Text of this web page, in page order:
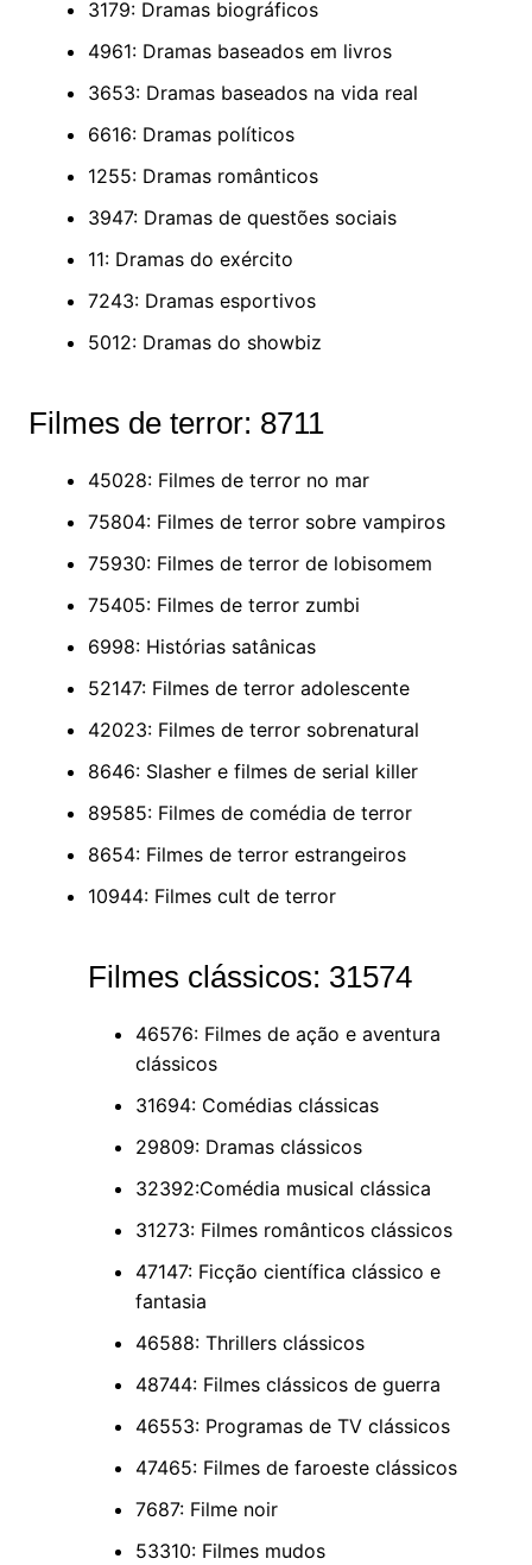
3179: Dramas biográficos
4961: Dramas baseados em livros
3653: Dramas baseados na vida real
6616: Dramas políticos
1255: Dramas românticos
3947: Dramas de questões sociais
11: Dramas do exército
7243: Dramas esportivos
5012: Dramas do showbiz
Filmes de terror: 8711
45028: Filmes de terror no mar
75804: Filmes de terror sobre vampiros
75930: Filmes de terror de lobisomem
75405: Filmes de terror zumbi
6998: Histórias satânicas
52147: Filmes de terror adolescente
42023: Filmes de terror sobrenatural
8646: Slasher e filmes de serial killer
89585: Filmes de comédia de terror
8654: Filmes de terror estrangeiros
10944: Filmes cult de terror
Filmes clássicos: 31574
46576: Filmes de ação e aventura
clássicos
31694: Comédias clássicas
29809: Dramas clássicos
32392:Comédia musical clássica
31273: Filmes românticos clássicos
47147: Ficção científica clássico e
fantasia
46588: Thrillers clássicos
48744: Filmes clássicos de guerra
46553: Programas de TV clássicos
47465: Filmes de faroeste clássicos
7687: Filme noir
53310: Filmes mudos